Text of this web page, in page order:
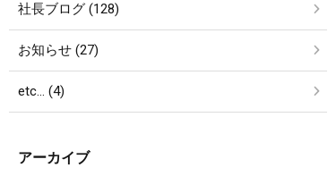
社長ブログ (128)
お知らせ (27)
etc… (4)
アーカイブ